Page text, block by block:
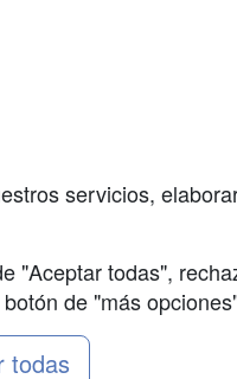
servicios,
"Aceptar todas",
de "más
todas